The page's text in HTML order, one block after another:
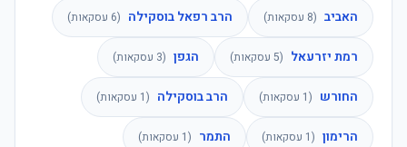
האביב (
8 עסקאות) הרב רפאל בוסקילה (
6 עסקאות)
רמת יזרעאל (
5 עסקאות) הגפן (
3 עסקאות)
החורש (
1 עסקאות) הרב בוסקילה (
1 עסקאות)
הרימון (
1 עסקאות) התמר (
1 עסקאות)